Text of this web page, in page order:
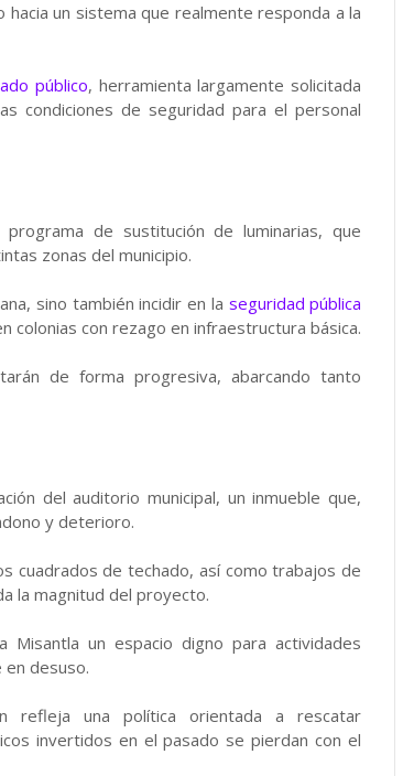
hacia un sistema que realmente responda a la
público, herramienta largamente solicitada
condiciones de seguridad para el personal
de sustitución de luminarias, que
zonas del municipio.
sino también incidir en la seguridad pública
colonias con rezago en infraestructura básica.
de forma progresiva, abarcando tanto
del auditorio municipal, un inmueble que,
y deterioro.
cuadrados de techado, así como trabajos de
la magnitud del proyecto.
un espacio digno para actividades
desuso.
refleja una política orientada a rescatar
invertidos en el pasado se pierdan con el